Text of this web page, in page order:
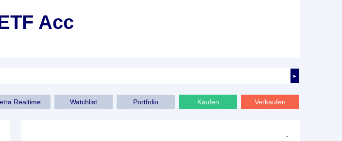
Acc
►
Realtime Watchlist Portfolio Kaufen Verkaufen
-